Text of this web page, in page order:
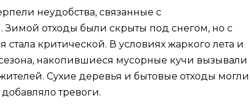
неудобства, связанные с
отходы были скрыты под снегом, но с
критической. В условиях жаркого лета и
накопившиеся мусорные кучи вызывали
Сухие деревья и бытовые отходы могли
тревоги.